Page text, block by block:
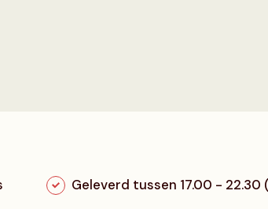
Geleverd tussen 17.00 -